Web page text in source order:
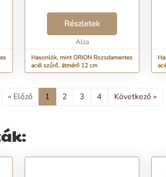
Részletek
Alza
Hasonlók, mint ORION Rozsdamentes
acél szűrő, átmérő 12 cm
« Előző 1 2 3 4 Következő »